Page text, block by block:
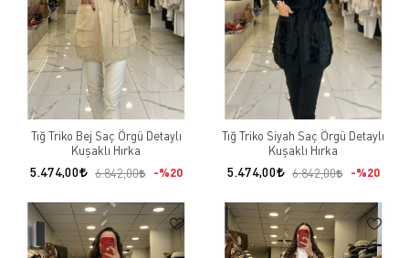
Tığ Triko Bej Saç Örgü Detaylı
Kuşaklı Hırka
5.474,00 6.842,00 %20
Tığ Triko Siyah Saç Örgü Detaylı
Kuşaklı Hırka
5.474,00 6.842,00 %20